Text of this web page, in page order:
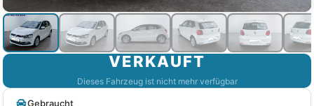
VERKAUFT
Dieses Fahrzeug ist nicht mehr verfügbar
Gebraucht